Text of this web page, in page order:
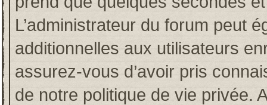
L’administrateur du forum peut
additionnelles aux utilisateurs
assurez-vous d’avoir pris
de notre politique de vie privée.